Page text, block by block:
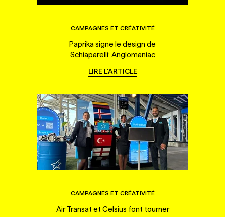
CAMPAGNES ET CRÉATIVITÉ
Paprika signe le design de
Schiaparelli: Anglomaniac
LIRE L'ARTICLE
CAMPAGNES ET CRÉATIVITÉ
Air Transat et Celsius font tourner